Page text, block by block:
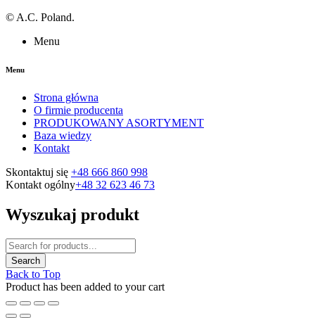
© A.C. Poland.
Menu
Menu
Strona główna
O firmie producenta
PRODUKOWANY ASORTYMENT
Baza wiedzy
Kontakt
Skontaktuj się +48 666 860 998
Kontakt ogólny+48 32 623 46 73
Wyszukaj produkt
Back to Top
Product has been added to your cart